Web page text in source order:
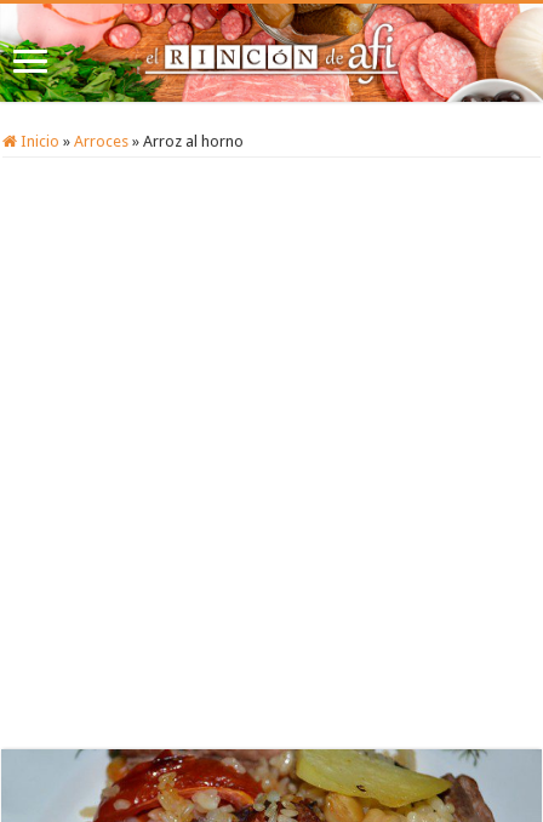
Inicio » Arroces » Arroz al horno